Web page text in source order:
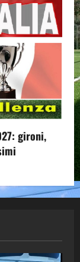
gironi,